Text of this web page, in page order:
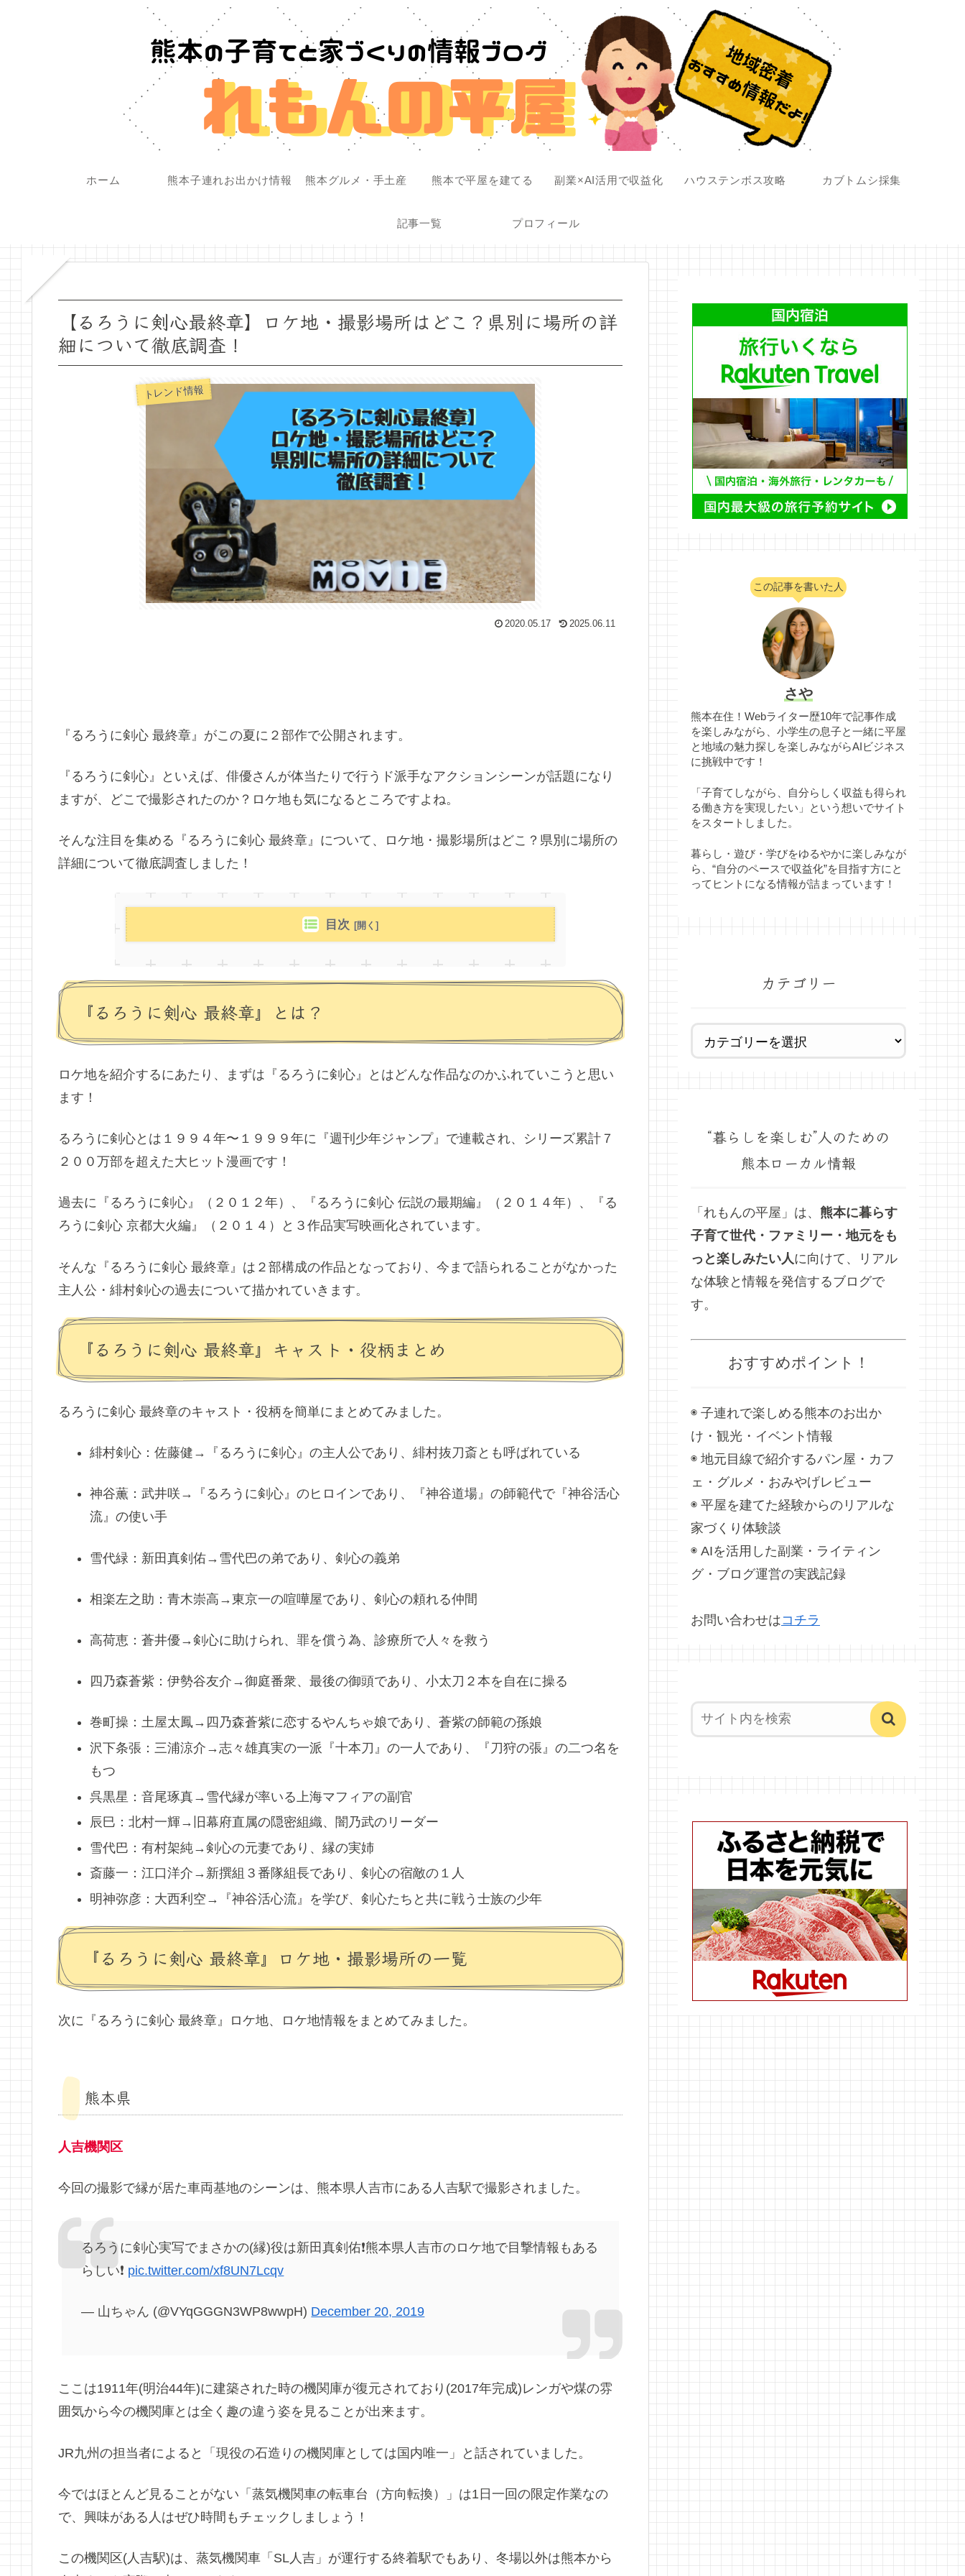
ホーム 熊本子連れお出かけ情報 熊本グルメ・手土産 熊本で平屋を建てる 副業×AI活用で収益化 ハウステンボス攻略 カブトムシ採集
記事一覧 プロフィール
【るろうに剣心最終章】ロケ地・撮影場所はどこ？県別に場所の詳
細について徹底調査！
トレンド情報
2020.05.17 2025.06.11
『るろうに剣心 最終章』がこの夏に２部作で公開されます。
『るろうに剣心』といえば、俳優さんが体当たりで行うド派手なアクションシーンが話題になり
ますが、どこで撮影されたのか？ロケ地も気になるところですよね。
そんな注目を集める『るろうに剣心 最終章』について、ロケ地・撮影場所はどこ？県別に場所の
詳細について徹底調査しました！
目次
『るろうに剣心 最終章』とは？
ロケ地を紹介するにあたり、まずは『るろうに剣心』とはどんな作品なのかふれていこうと思い
ます！
るろうに剣心とは１９９４年〜１９９９年に『週刊少年ジャンプ』で連載され、シリーズ累計７
２００万部を超えた大ヒット漫画です！
過去に『るろうに剣心』（２０１２年）、『るろうに剣心 伝説の最期編』（２０１４年）、『る
ろうに剣心 京都大火編』（２０１４）と３作品実写映画化されています。
そんな『るろうに剣心 最終章』は２部構成の作品となっており、今まで語られることがなかった
主人公・緋村剣心の過去について描かれていきます。
『るろうに剣心 最終章』キャスト・役柄まとめ
るろうに剣心 最終章のキャスト・役柄を簡単にまとめてみました。
緋村剣心：佐藤健→ 『るろうに剣心』の主人公であり、緋村抜刀斎とも呼ばれている
神谷薫：武井咲→
『るろうに剣心』のヒロインであり、『神谷道場』の師範代で『神谷活心
流』の使い手
雪代緑：新田真剣佑→ 雪代巴の弟であり、剣心の義弟
相楽左之助：青木崇高→東京一の喧嘩屋であり、剣心の頼れる仲間
高荷恵：蒼井優→剣心に助けられ、罪を償う為、診療所で人々を救う
四乃森蒼紫：伊勢谷友介→御庭番衆、最後の御頭であり、小太刀２本を自在に操る
巻町操：土屋太鳳→ 四乃森蒼紫に恋するやんちゃ娘であり、蒼紫の師範の孫娘
沢下条張：三浦涼介→志々雄真実の一派『十本刀』の一人であり、『刀狩の張』の二つ名を
もつ
呉黒星：音尾琢真→ 雪代縁が率いる上海マフィアの副官
辰巳：北村一輝→旧幕府直属の隠密組織、闇乃武のリーダー
雪代巴：有村架純→剣心の元妻であり、縁の実姉
斎藤一：江口洋介→新撰組３番隊組長であり、剣心の宿敵の１人
明神弥彦：大西利空→『神谷活心流』を学び、剣心たちと共に戦う士族の少年
『るろうに剣心 最終章』ロケ地・撮影場所の一覧
次に『るろうに剣心 最終章』ロケ地、ロケ地情報をまとめてみました。
熊本県
人吉機関区
今回の撮影で縁が居た車両基地のシーンは、熊本県人吉市にある人吉駅で撮影されました。
るろうに剣心実写でまさかの(縁)役は新田真剣佑❗️熊本県人吉市のロケ地で目撃情報もある
らしい❗️ pic.twitter.com/xf8UN7Lcqv
— 山ちゃん (@VYqGGGN3WP8wwpH) December 20, 2019
ここは1911年(明治44年)に建築された時の機関庫が復元されており(2017年完成)レンガや煤の雰
囲気から今の機関庫とは全く趣の違う姿を見ることが出来ます。
JR九州の担当者によると「現役の石造りの機関庫としては国内唯一」と話されていました。
今ではほとんど見ることがない「蒸気機関車の転車台（方向転換）」は1日一回の限定作業なの
で、興味がある人はぜひ時間もチェックしましょう！
この機関区(人吉駅)は、蒸気機関車「SL人吉」が運行する終着駅でもあり、冬場以外は熊本から
この記事を書いた人
さや
熊本在住！Webライター歴10年で記事作成
を楽しみながら、小学生の息子と一緒に平屋
と地域の魅力探しを楽しみながらAIビジネス
に挑戦中です！
「子育てしながら、自分らしく収益も得られ
る働き方を実現したい」という想いでサイト
をスタートしました。
暮らし・遊び・学びをゆるやかに楽しみなが
ら、“自分のペースで収益化”を目指す方にと
ってヒントになる情報が詰まっています！
カテゴリー
“暮らしを楽しむ”人のための
熊本ローカル情報
「れもんの平屋」は、 熊本に暮らす
子育て世代・ファミリー・地元をも
っと楽しみたい人に向けて、リアル
な体験と情報を発信するブログで
す。
おすすめポイント！
◉ 子連れで楽しめる熊本のお出か
け・観光・イベント情報
◉ 地元目線で紹介するパン屋・カフ
ェ・グルメ・おみやげレビュー
◉ 平屋を建てた経験からのリアルな
家づくり体験談
◉ AIを活用した副業・ライティン
グ・ブログ運営の実践記録
お問い合わせはコチラ